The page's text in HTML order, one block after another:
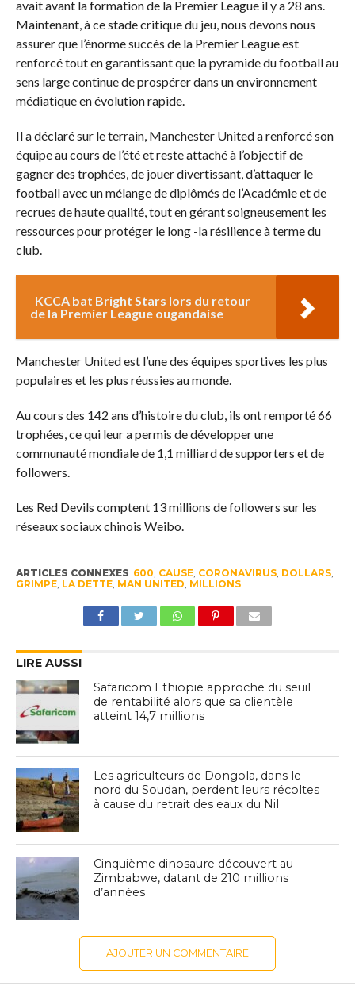
avait avant la formation de la Premier League il y a 28 ans.
Maintenant, à ce stade critique du jeu, nous devons nous
assurer que l’énorme succès de la Premier League est
renforcé tout en garantissant que la pyramide du football au
sens large continue de prospérer dans un environnement
médiatique en évolution rapide.
Il a déclaré sur le terrain, Manchester United a renforcé son
équipe au cours de l’été et reste attaché à l’objectif de
gagner des trophées, de jouer divertissant, d’attaquer le
football avec un mélange de diplômés de l’Académie et de
recrues de haute qualité, tout en gérant soigneusement les
ressources pour protéger le long -la résilience à terme du
club.
KCCA bat Bright Stars lors du retour
de la Premier League ougandaise
Manchester United est l’une des équipes sportives les plus
populaires et les plus réussies au monde.
Au cours des 142 ans d’histoire du club, ils ont remporté 66
trophées, ce qui leur a permis de développer une
communauté mondiale de 1,1 milliard de supporters et de
followers.
Les Red Devils comptent 13 millions de followers sur les
réseaux sociaux chinois Weibo.
ARTICLES CONNEXES 600, CAUSE, CORONAVIRUS, DOLLARS,
GRIMPE, LA DETTE, MAN UNITED, MILLIONS
LIRE AUSSI
Safaricom Ethiopie approche du seuil
de rentabilité alors que sa clientèle
atteint 14,7 millions
Les agriculteurs de Dongola, dans le
nord du Soudan, perdent leurs récoltes
à cause du retrait des eaux du Nil
Cinquième dinosaure découvert au
Zimbabwe, datant de 210 millions
d’années
AJOUTER UN COMMENTAIRE